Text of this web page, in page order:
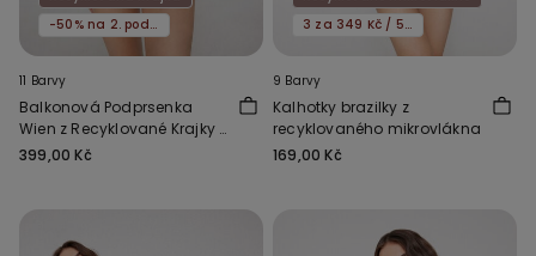
-50% na 2. podprsenku
11 Barvy
Balkonová Podprsenka
Wien z Recyklované Krajky s
Mírnou Vycpávkou
399,00 Kč
3 za 349 Kč / 5 za 549 Kč
9 Barvy
Kalhotky brazilky z
recyklovaného mikrovlákna
169,00 Kč